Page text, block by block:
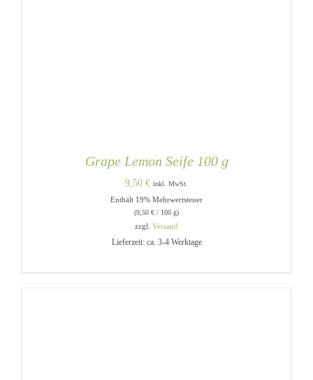
Grape Lemon Seife 100 g
9,50 € inkl. MwSt.
Enthält 19% Mehrwertsteuer
(9,50 € / 100 g)
zzgl. Versand
Lieferzeit: ca. 3-4 Werktage